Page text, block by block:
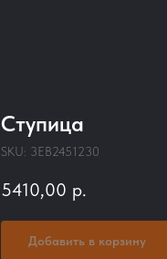
Ступица
SKU: 3EB2451230
5410,00 р.
Добавить в корзину